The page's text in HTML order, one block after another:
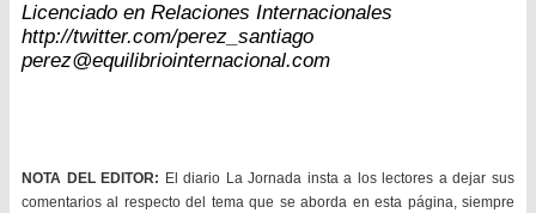
Licenciado en Relaciones Internacionales
http://twitter.com/perez_santiago
perez@equilibriointernacional.com
NOTA DEL EDITOR: El diario La Jornada insta a los lectores a dejar sus
comentarios al respecto del tema que se aborda en esta página, siempre